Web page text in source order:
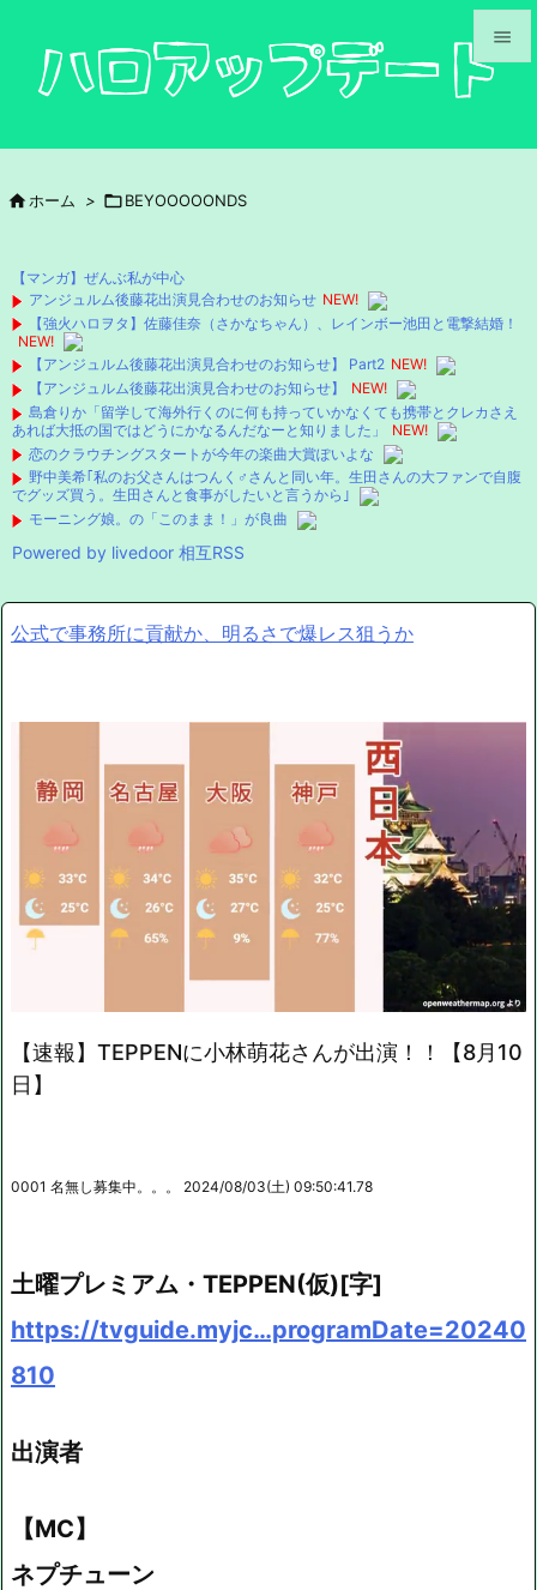




 ホーム > BEYOOOOONDS
【マンガ】ぜんぶ私が中心
アンジュルム後藤花出演見合わせのお知らせ NEW!
【強火ハロヲタ】佐藤佳奈（さかなちゃん）、レインボー池田と電撃結婚！
NEW!
【アンジュルム後藤花出演見合わせのお知らせ】 Part2 NEW!
【アンジュルム後藤花出演見合わせのお知らせ】
NEW!
島倉りか「留学して海外行くのに何も持っていかなくても携帯とクレカさえ
あれば大抵の国ではどうにかなるんだなーと知りました」
NEW!
恋のクラウチングスタートが今年の楽曲大賞ぽいよな
野中美希｢私のお父さんはつんく♂さんと同い年。生田さんの大ファンで自腹
でグッズ買う。生田さんと食事がしたいと言うから｣
モーニング娘。の「このまま！」が良曲
Powered by livedoor 相互RSS
公式で事務所に貢献か、明るさで爆レス狙うか
【速報】TEPPENに小林萌花さんが出演！！【8月10
日】
0001 名無し募集中。。。 2024/08/03(土) 09:50:41.78
土曜プレミアム・TEPPEN(仮)[字]
https://tvguide.myjc…programDate=20240
810
出演者
【MC】
ネプチューン